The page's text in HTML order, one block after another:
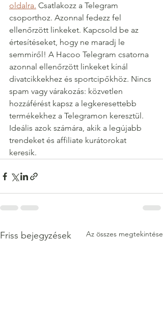
oldalra. Csatlakozz a Telegram
csoporthoz. Azonnal fedezz fel
ellenőrzött linkeket. Kapcsold be az
értesítéseket, hogy ne maradj le
semmiről! A Hacoo Telegram csatorna
azonnal ellenőrzött linkeket kínál
divatcikkekhez és sportcipőkhöz. Nincs
spam vagy várakozás: közvetlen
hozzáférést kapsz a legkeresettebb
termékekhez a Telegramon keresztül.
Ideális azok számára, akik a legújabb
trendeket és affiliate kurátorokat
keresik.
Friss bejegyzések Az összes megtekintése